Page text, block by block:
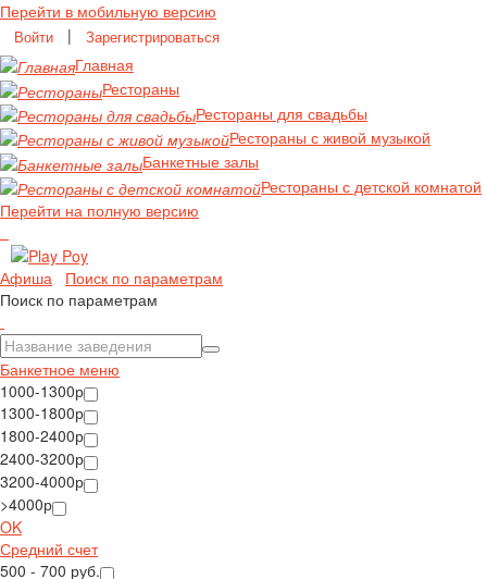
Перейти в мобильную версию
Войти | Зарегистрироваться
Главная
Рестораны
Рестораны для свадьбы
Рестораны с живой музыкой
Банкетные залы
Рестораны с детской комнатой
Перейти на полную версию
Афиша
Поиск по параметрам
Поиск по параметрам
Банкетное меню
1000-1300р
1300-1800р
1800-2400р
2400-3200р
3200-4000р
>4000р
OK
Средний счет
500 - 700 руб.